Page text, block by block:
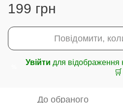
199 грн
Повідомити,
Увійти для відображення
🛒
До обраного